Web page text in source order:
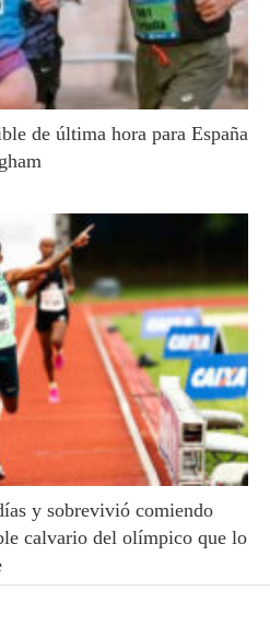
de última hora para España
y sobrevivió comiendo
calvario del olímpico que lo